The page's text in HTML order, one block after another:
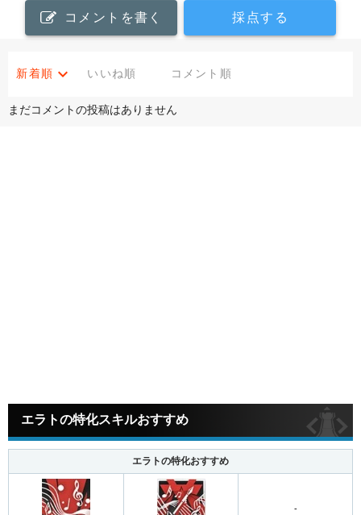
コメントを書く 採点する
新着順 いいね順 コメント順
まだコメントの投稿はありません
エラトの特化スキルおすすめ
エラトの特化おすすめ
-